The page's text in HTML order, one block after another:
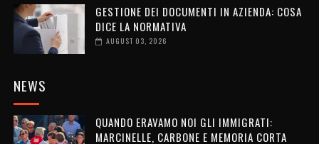
GESTIONE DEI DOCUMENTI IN AZIENDA: COSA
DICE LA NORMATIVA
AUGUST 03, 2026
NEWS
QUANDO ERAVAMO NOI GLI IMMIGRATI:
MARCINELLE, CARBONE E MEMORIA CORTA